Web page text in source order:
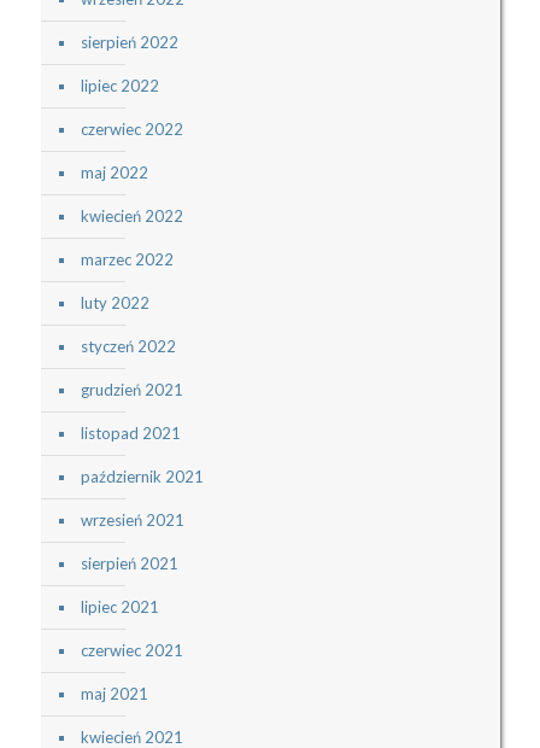
sierpień 2022
lipiec 2022
czerwiec 2022
maj 2022
kwiecień 2022
marzec 2022
luty 2022
styczeń 2022
grudzień 2021
listopad 2021
październik 2021
wrzesień 2021
sierpień 2021
lipiec 2021
czerwiec 2021
maj 2021
kwiecień 2021